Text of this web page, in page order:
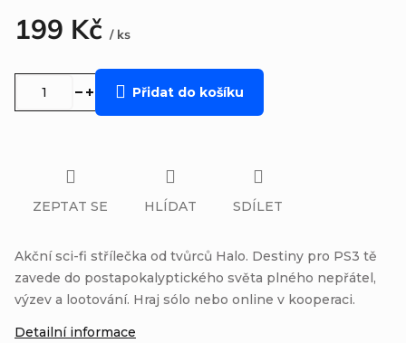
199 Kč / ks
Přidat do košíku
Akční sci-fi střílečka od tvůrců Halo. Destiny pro PS3 tě
zavede do postapokalyptického světa plného nepřátel,
výzev a lootování. Hraj sólo nebo online v kooperaci.
Detailní informace
ZEPTAT SE HLÍDAT SDÍLET